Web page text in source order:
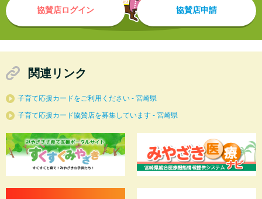
協賛店ログイン 協賛店申請
関連リンク
子育て応援カードをご利用ください - 宮崎県
子育て応援カード協賛店を募集しています - 宮崎県